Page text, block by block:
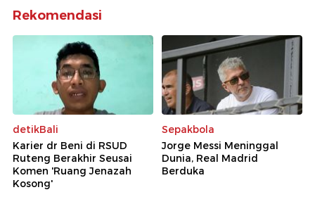
Rekomendasi
detikBali
Karier dr Beni di RSUD
Ruteng Berakhir Seusai
Komen 'Ruang Jenazah
Kosong'
Sepakbola
Jorge Messi Meninggal
Dunia, Real Madrid
Berduka